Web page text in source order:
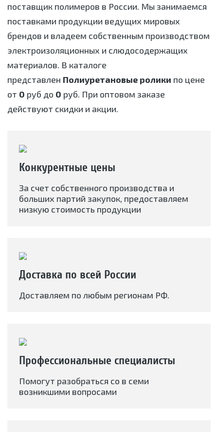
поставщик полимеров в России. Мы занимаемся
поставками продукции ведущих мировых
брендов и владеем собственным производством
электроизоляционных и слюдосодержащих
материалов. В каталоге
представлен Полиуретановые ролики по цене
от 0 руб до 0 руб. При оптовом заказе
действуют скидки и акции.
Конкурентные цены
За счет собственного производства и
больших партий закупок, предоставляем
низкую стоимость продукции
Доставка по всей России
Доставляем по любым регионам РФ.
Профессиональные специалисты
Помогут разобраться со в семи
возникшими вопросами